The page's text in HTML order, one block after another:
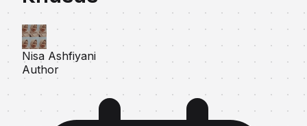
Nisa Ashfiyani
Author